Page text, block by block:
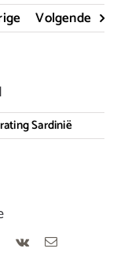
Volgende
Sardinië
Vk
E-